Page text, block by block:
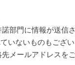
部門に情報が送信
いないものもござ
メールアドレスを